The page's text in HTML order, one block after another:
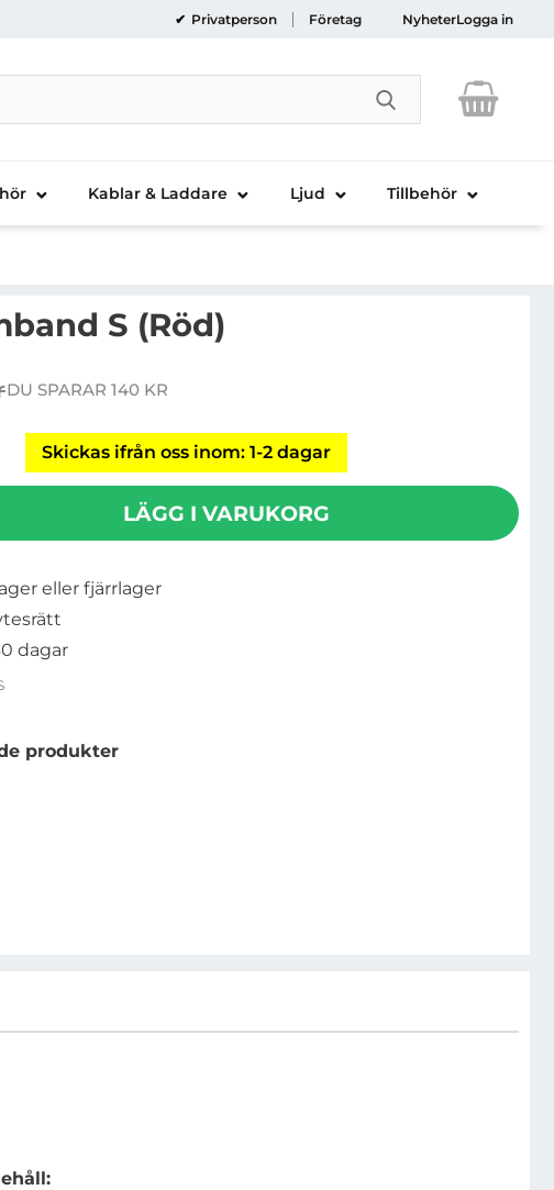
Privatperson Företag NyheterLogga in
Genomför
Kablar & Laddare Ljud Tillbehör
S (Röd)
pris
DU SPARAR 140 KR
Skickas ifrån oss inom: 1-2 dagar
LÄGG I VARUKORG
eller fjärrlager
dagar
produkter